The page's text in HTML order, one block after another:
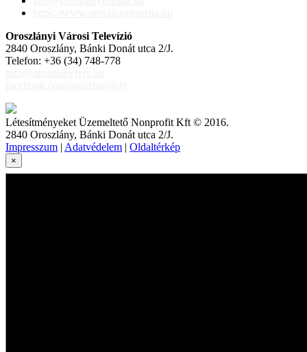
Oroszlányi Városi Televízió
2840 Oroszlány, Bánki Donát utca 2/J.
Telefon: +36 (34) 748-778
Létesítményeket Üzemeltető Nonprofit Kft © 2016.
2840 Oroszlány, Bánki Donát utca 2/J.
Impresszum | Adatvédelem | Oldaltérkép
×